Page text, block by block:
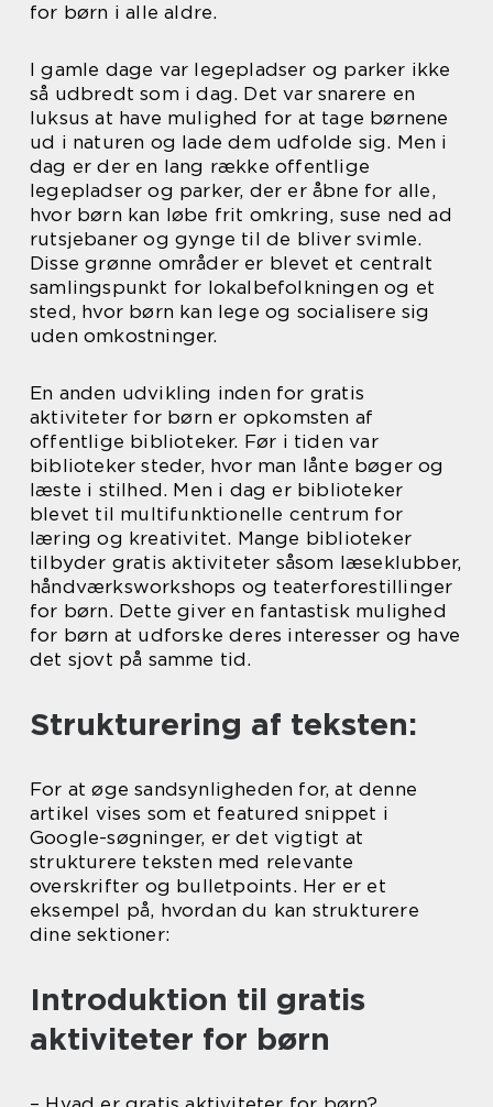
for børn i alle aldre.
I gamle dage var legepladser og parker ikke
så udbredt som i dag. Det var snarere en
luksus at have mulighed for at tage børnene
ud i naturen og lade dem udfolde sig. Men i
dag er der en lang række offentlige
legepladser og parker, der er åbne for alle,
hvor børn kan løbe frit omkring, suse ned ad
rutsjebaner og gynge til de bliver svimle.
Disse grønne områder er blevet et centralt
samlingspunkt for lokalbefolkningen og et
sted, hvor børn kan lege og socialisere sig
uden omkostninger.
En anden udvikling inden for gratis
aktiviteter for børn er opkomsten af
offentlige biblioteker. Før i tiden var
biblioteker steder, hvor man lånte bøger og
læste i stilhed. Men i dag er biblioteker
blevet til multifunktionelle centrum for
læring og kreativitet. Mange biblioteker
tilbyder gratis aktiviteter såsom læseklubber,
håndværksworkshops og teaterforestillinger
for børn. Dette giver en fantastisk mulighed
for børn at udforske deres interesser og have
det sjovt på samme tid.
Strukturering af teksten:
For at øge sandsynligheden for, at denne
artikel vises som et featured snippet i
Google-søgninger, er det vigtigt at
strukturere teksten med relevante
overskrifter og bulletpoints. Her er et
eksempel på, hvordan du kan strukturere
dine sektioner:
Introduktion til gratis
aktiviteter for børn